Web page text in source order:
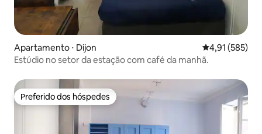
Apartamento ⋅ Dijon 4,91 de uma
4,91 (585)
Estúdio no setor da estação com café da manhã.
Preferido dos hóspedes
Preferido dos hóspedes